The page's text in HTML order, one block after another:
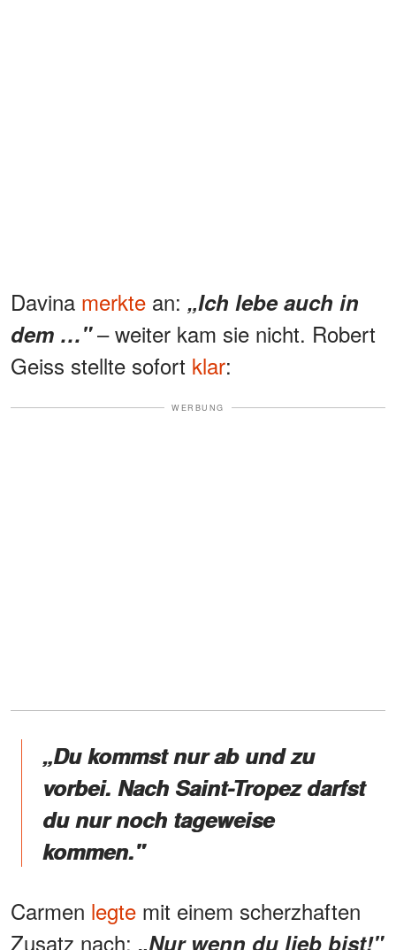
Davina merkte an: „Ich lebe auch in
dem …"– weiter kam sie nicht. Robert
Geiss stellte sofort klar:
WERBUNG
„Du kommst nur ab und zu
vorbei. Nach Saint-Tropez darfst
du nur noch tageweise
kommen."
Carmen legte mit einem scherzhaften
Zusatz nach: „Nur wenn du lieb bist!"